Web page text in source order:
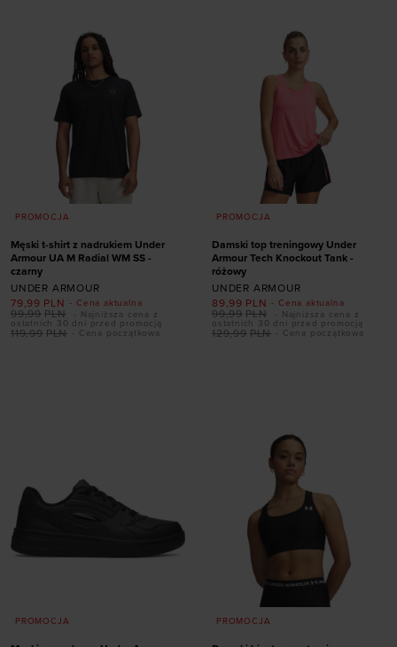
PROMOCJA
Męski t-shirt z nadrukiem Under
Armour UA M Radial WM SS -
czarny
UNDER ARMOUR
- Cena aktualna
79,99 PLN
- Cena początkowa
119,99 PLN
99,99 PLN
- Najniższa cena z
ostatnich 30 dni przed promocją
PROMOCJA
Damski top treningowy Under
Armour Tech Knockout Tank -
różowy
UNDER ARMOUR
- Cena aktualna
89,99 PLN
- Cena początkowa
129,99 PLN
99,99 PLN
- Najniższa cena z
ostatnich 30 dni przed promocją
PROMOCJA PROMOCJA